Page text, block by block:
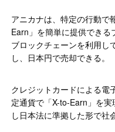
アニカナは、特定の行動で
Earn」を簡単に提供できる
ブロックチェーンを利用し
し、日本円で売却できる。
クレジットカードによる電
定通貨で「X-to-Earn」を
し日本法に準拠した形で社